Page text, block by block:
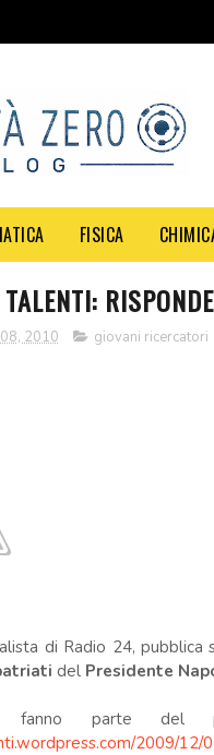
FISICA
2010 giovani ricercatori
di Radio 24, pubblica
del Presidente
fanno parte del
2009/